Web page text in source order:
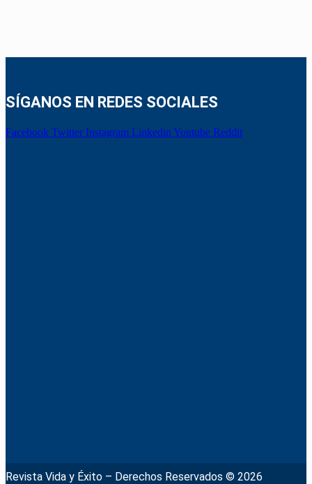
SÍGANOS EN REDES SOCIALES
Facebook Twitter Instagram Linkedin Youtube Reddit
Revista Vida y Éxito – Derechos Reservados © 2026